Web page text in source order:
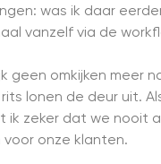
was ik daar
vanzelf via de
geen omkijken meer
lonen de deur uit.
ik zeker dat we nooit
voor onze klanten.